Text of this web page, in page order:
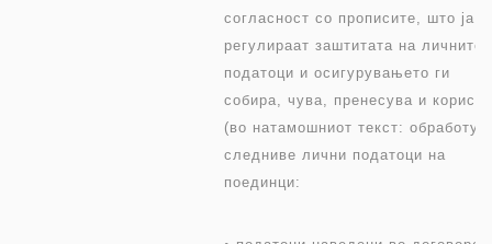
согласност со прописите, што ја
регулираат заштитата на личните
податоци и осигурувањето ги
собира, чува, пренесува и користи
(во натамошниот текст:
следниве лични податоци на
поединци: